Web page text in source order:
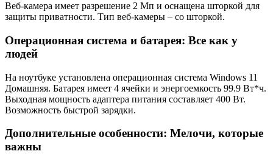
Веб-камера имеет разрешение 2 Мп и оснащена шторкой для
защиты приватности. Тип веб-камеры – со шторкой.
Операционная система и батарея: Все как у
людей
На ноутбуке установлена операционная система Windows 11
Домашняя. Батарея имеет 4 ячейки и энергоемкость 99.9 Вт*ч.
Выходная мощность адаптера питания составляет 400 Вт.
Возможность быстрой зарядки.
Дополнительные особенности: Мелочи, которые
важны